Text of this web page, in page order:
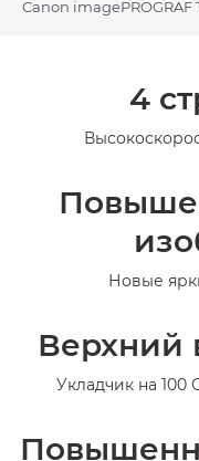
Canon imagePROGRAF
Технические 4
Новые
Верхний
Укладчик на 100